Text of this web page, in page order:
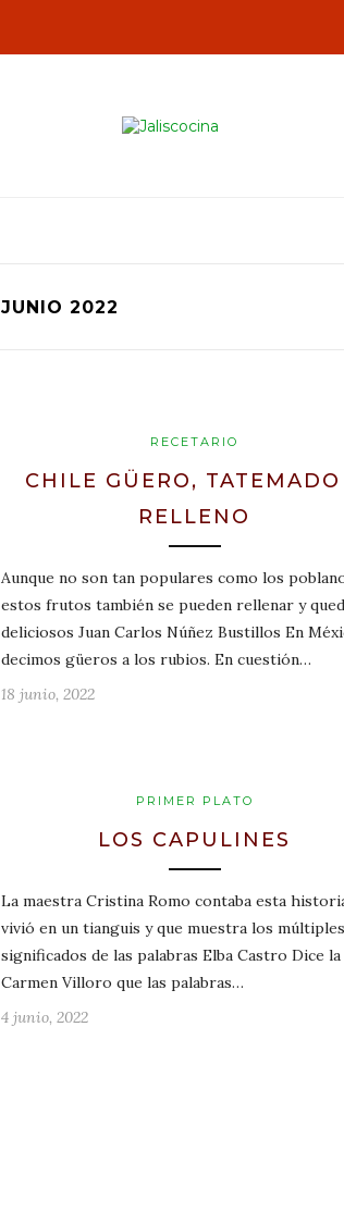
JUNIO 2022
RECETARIO
CHILE GÜERO, TATEMADO
RELLENO
Aunque no son tan populares como los
estos frutos también se pueden rellenar y
deliciosos Juan Carlos Núñez Bustillos En
decimos güeros a los rubios. En cuestión…
18 junio, 2022
PRIMER PLATO
LOS CAPULINES
La maestra Cristina Romo contaba esta
vivió en un tianguis y que muestra los múltiples
significados de las palabras Elba Castro Dice
Carmen Villoro que las palabras…
4 junio, 2022